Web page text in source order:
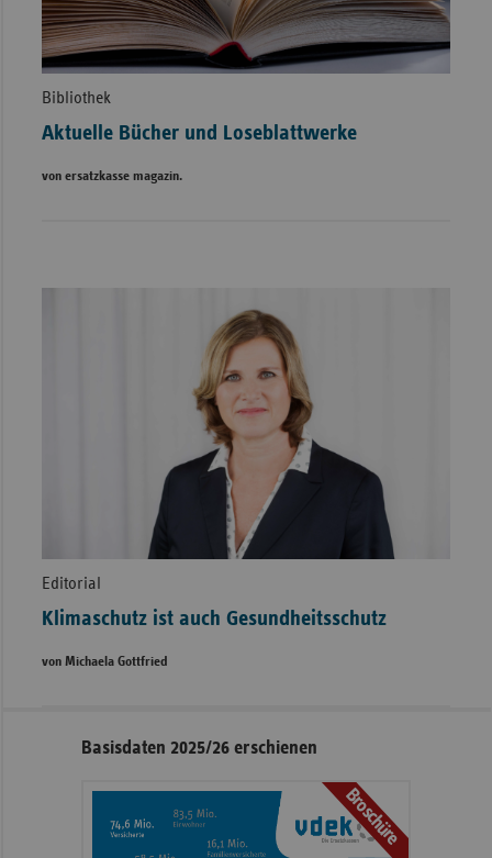
Bibliothek
Aktuelle Bücher und Loseblattwerke
von ersatzkasse magazin.
Editorial
Klimaschutz ist auch Gesundheitsschutz
von Michaela Gottfried
Seitennavigation
Seitenleiste
Informationen
Basisdaten 2025/26 erschienen
Broschüre